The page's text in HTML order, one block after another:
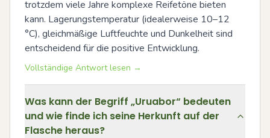
trotzdem viele Jahre komplexe Reifetöne bieten
kann. Lagerungstemperatur (idealerweise 10–12
°C), gleichmäßige Luftfeuchte und Dunkelheit sind
entscheidend für die positive Entwicklung.
Vollständige Antwort lesen →
Was kann der Begriff „Uruabor“ bedeuten
und wie finde ich seine Herkunft auf der
Flasche heraus?